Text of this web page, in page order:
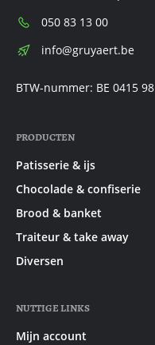
Telefoon:
050 83 13 00
E-
info@gruyaert.be
BTW-nummer: BE 0415
PRODUCTEN
Patisserie & ijs
Chocolade & confiserie
Brood & banket
Traiteur & take away
Diversen
NUTTIGE LINKS
Mijn account